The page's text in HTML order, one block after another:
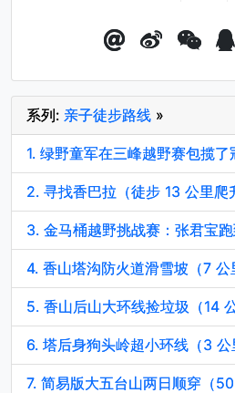
系列: 亲子徒步路线 »
2. 寻找香巴拉（徒步 13 公里爬
4. 香山塔沟防火道滑雪坡（7
5. 香山后山大环线捡垃圾（14
6. 塔后身狗头岭超小环线（3